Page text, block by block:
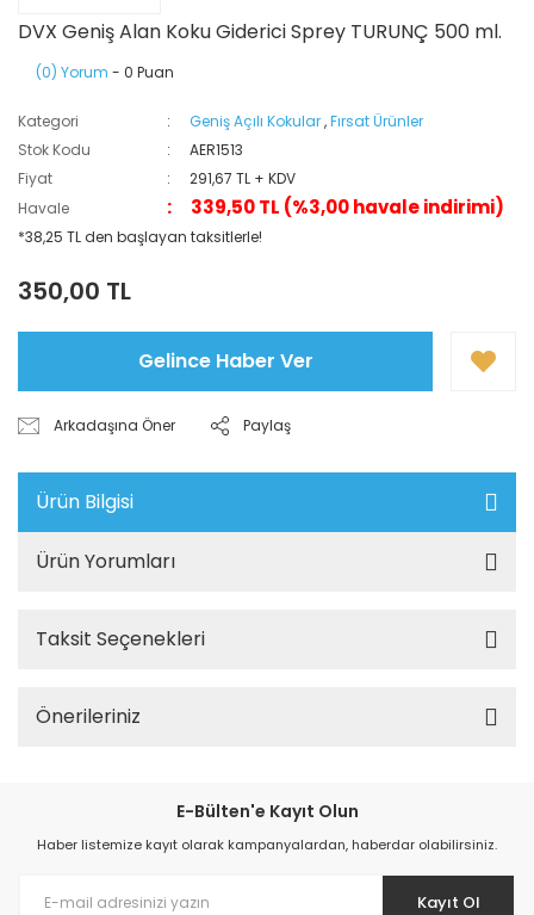
DVX Geniş Alan Koku Giderici Sprey TURUNÇ 500 ml.
(0) Yorum - 0 Puan
Kategori Geniş Açılı Kokular,Fırsat Ürünler
Stok Kodu
AER1513
Fiyat
291,67 TL + KDV
Havale
339,50 TL (%3,00 havale indirimi)
*38,25 TL den başlayan taksitlerle!
350,00 TL
Gelince Haber Ver
Arkadaşına Öner Paylaş
Ürün Bilgisi
Ürün Yorumları
Taksit Seçenekleri
Önerileriniz
E-Bülten'e Kayıt Olun
Haber listemize kayıt olarak kampanyalardan, haberdar olabilirsiniz.
Kayıt Ol